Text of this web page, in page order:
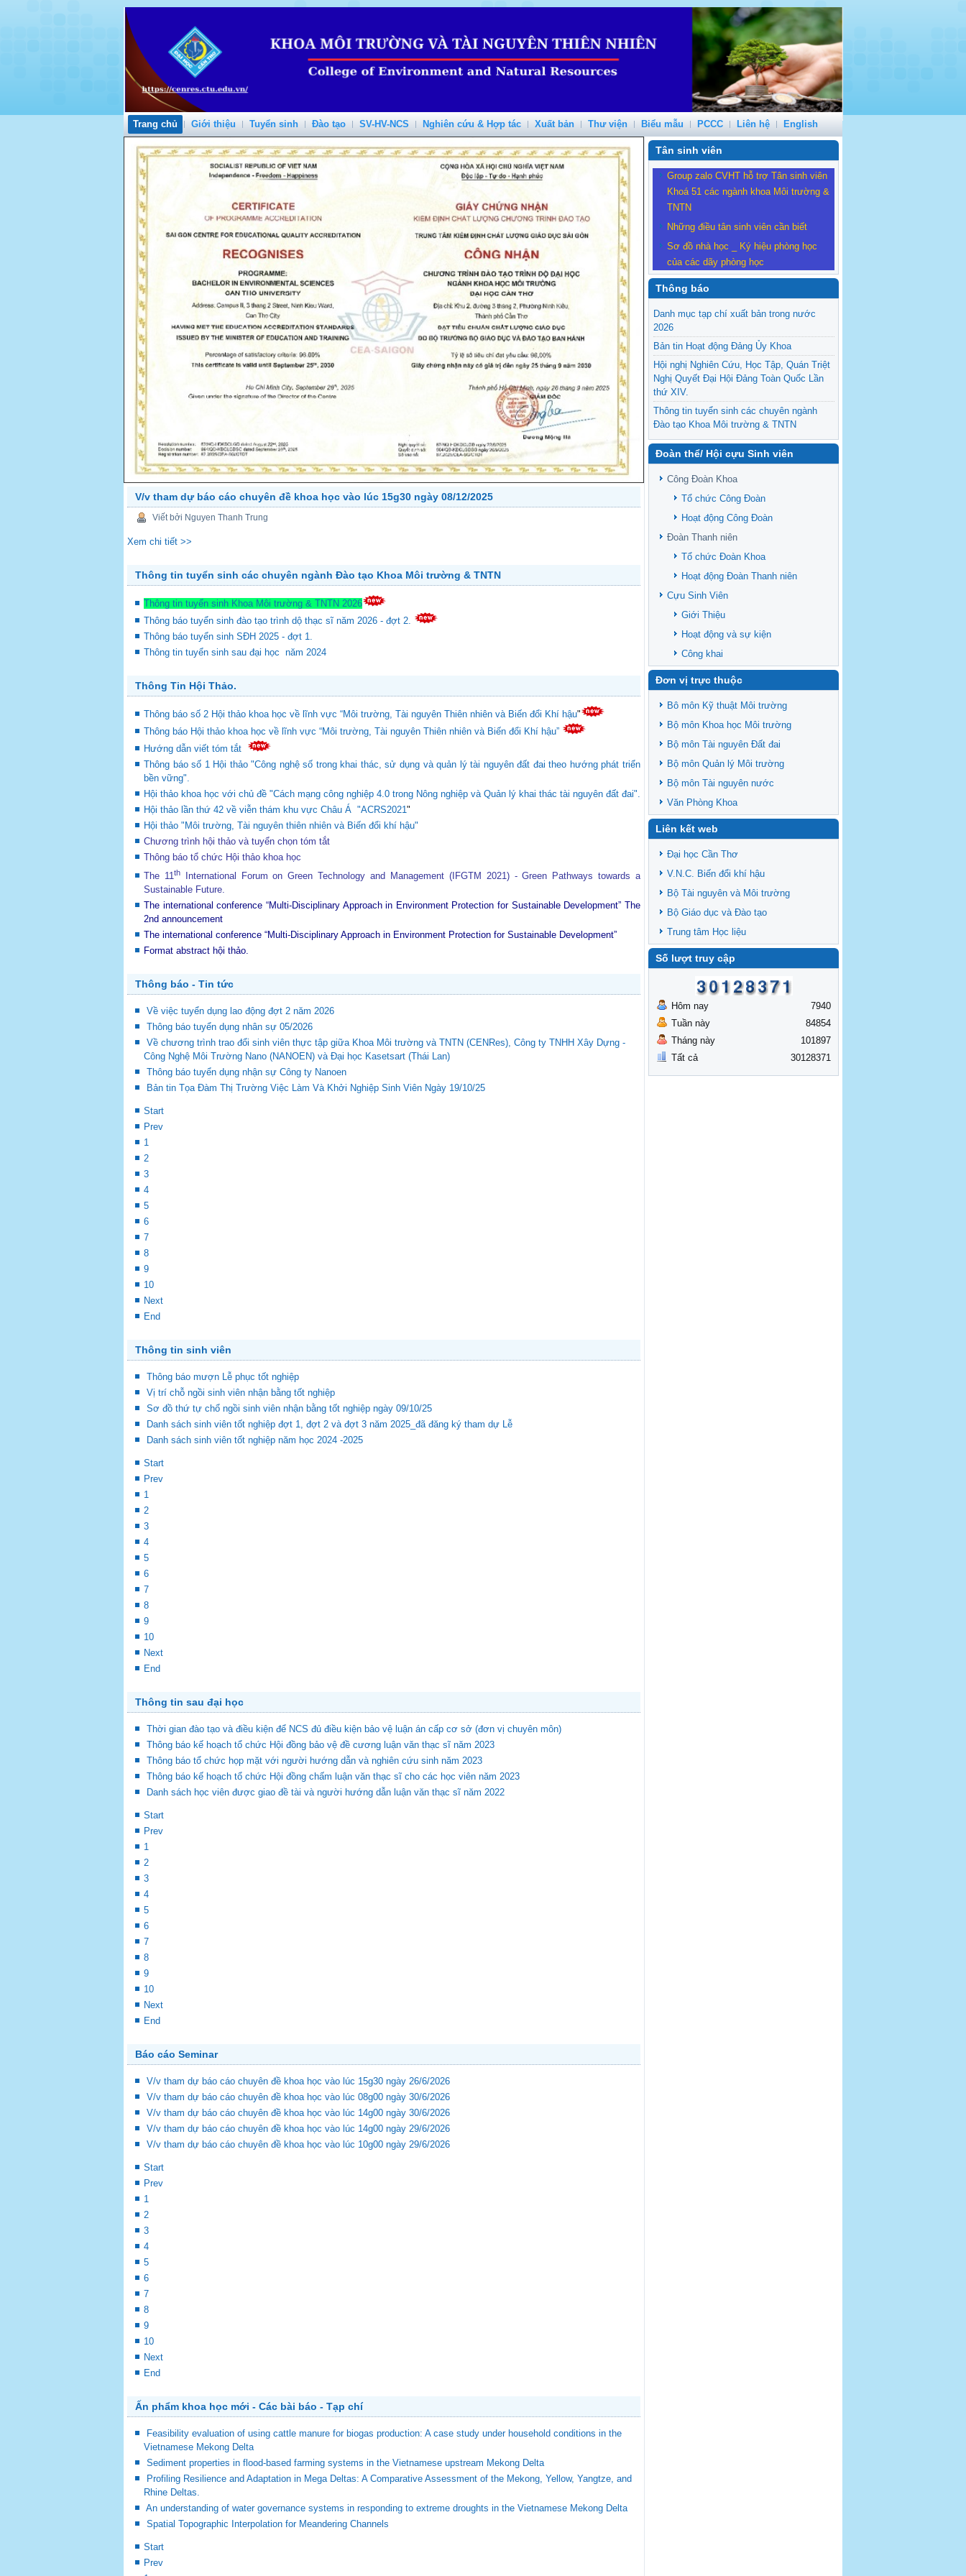
Trang chủ Giới thiệu Tuyển sinh Đào tạo SV-HV-NCS Nghiên cứu & Hợp tác Xuất bản Thư viện Biểu mẫu PCCC Liên hệ English
NEXT
V/v tham dự báo cáo chuyên đề khoa học vào lúc 15g30 ngày 08/12/2025
Viết bởi Nguyen Thanh Trung
Xem chi tiết >>
Thông tin tuyển sinh các chuyên ngành Đào tạo Khoa Môi trường & TNTN
Thông tin tuyển sinh Khoa Môi trường & TNTN 2026
Thông báo tuyển sinh đào tạo trình dộ thạc sĩ năm 2026 - đợt 2.
Thông báo tuyển sinh SĐH 2025 - đợt 1.
Thông tin tuyển sinh sau đại học năm 2024
Thông Tin Hội Thảo.
Thông báo số 2 Hội thảo khoa học về lĩnh vực “Môi trường, Tài nguyên Thiên nhiên và Biến đổi Khí hậu"
Thông báo Hội thảo khoa học về lĩnh vực “Môi trường, Tài nguyên Thiên nhiên và Biến đổi Khí hậu”
Hướng dẫn viết tóm tắt
Thông báo số 1 Hội thảo "Công nghệ số trong khai thác, sử dụng và quản lý tài nguyên đất đai theo hướng phát triển
bền vững".
Hội thảo khoa học với chủ đề "Cách mạng công nghiệp 4.0 trong Nông nghiệp và Quản lý khai thác tài nguyên đất đai".
Hội thảo lần thứ 42 về viễn thám khu vực Châu Á "ACRS2021"
Hội thảo "Môi trường, Tài nguyên thiên nhiên và Biến đổi khí hậu"
Chương trình hội thảo và tuyển chọn tóm tắt
Thông báo tổ chức Hội thảo khoa học
The 11thInternational Forum on Green Technology and Management (IFGTM 2021) - Green Pathways towards a
Sustainable Future.
The international conference “Multi-Disciplinary Approach in Environment Protection for Sustainable Development” The
2nd announcement
The international conference “Multi-Disciplinary Approach in Environment Protection for Sustainable Development”
Format abstract hội thảo.
Thông báo - Tin tức
Về việc tuyển dụng lao động đợt 2 năm 2026
Thông báo tuyển dụng nhân sự 05/2026
Về chương trình trao đổi sinh viên thực tập giữa Khoa Môi trường và TNTN (CENRes), Công ty TNHH Xây Dựng -
Công Nghệ Môi Trường Nano (NANOEN) và Đại học Kasetsart (Thái Lan)
Thông báo tuyển dụng nhận sự Công ty Nanoen
Bản tin Tọa Đàm Thị Trường Việc Làm Và Khởi Nghiệp Sinh Viên Ngày 19/10/25
Start
Prev
1
2
3
4
5
6
7
8
9
10
Next
End
Thông tin sinh viên
Thông báo mượn Lễ phục tốt nghiệp
Vị trí chỗ ngồi sinh viên nhận bằng tốt nghiệp
Sơ đồ thứ tự chổ ngồi sinh viên nhận bằng tốt nghiệp ngày 09/10/25
Danh sách sinh viên tốt nghiệp đợt 1, đợt 2 và đợt 3 năm 2025_đã đăng ký tham dự Lễ
Danh sách sinh viên tốt nghiệp năm học 2024 -2025
Start
Prev
1
2
3
4
5
6
7
8
9
10
Next
End
Thông tin sau đại học
Thời gian đào tạo và điều kiện để NCS đủ điều kiện bảo vệ luận án cấp cơ sở (đơn vị chuyên môn)
Thông báo kế hoạch tổ chức Hội đồng bảo vệ đề cương luận văn thạc sĩ năm 2023
Thông báo tổ chức họp mặt với người hướng dẫn và nghiên cứu sinh năm 2023
Thông báo kế hoạch tổ chức Hội đồng chấm luận văn thạc sĩ cho các học viên năm 2023
Danh sách học viên được giao đề tài và người hướng dẫn luận văn thạc sĩ năm 2022
Start
Prev
1
2
3
4
5
6
7
8
9
10
Next
End
Báo cáo Seminar
V/v tham dự báo cáo chuyên đề khoa học vào lúc 15g30 ngày 26/6/2026
V/v tham dự báo cáo chuyên đề khoa học vào lúc 08g00 ngày 30/6/2026
V/v tham dự báo cáo chuyên đề khoa học vào lúc 14g00 ngày 30/6/2026
V/v tham dự báo cáo chuyên đề khoa học vào lúc 14g00 ngày 29/6/2026
V/v tham dự báo cáo chuyên đề khoa học vào lúc 10g00 ngày 29/6/2026
Start
Prev
1
2
3
4
5
6
7
8
9
10
Next
End
Ấn phẩm khoa học mới - Các bài báo - Tạp chí
Feasibility evaluation of using cattle manure for biogas production: A case study under household conditions in the
Vietnamese Mekong Delta
Sediment properties in flood-based farming systems in the Vietnamese upstream Mekong Delta
Profiling Resilience and Adaptation in Mega Deltas: A Comparative Assessment of the Mekong, Yellow, Yangtze, and
Rhine Deltas.
An understanding of water governance systems in responding to extreme droughts in the Vietnamese Mekong Delta
Spatial Topographic Interpolation for Meandering Channels
Start
Prev
Tân sinh viên
Group zalo CVHT hỗ trợ Tân sinh viên
Khoá 51 các ngành khoa Môi trường &
TNTN
Những điều tân sinh viên cần biết
Sơ đồ nhà học _ Ký hiệu phòng học
của các dãy phòng học
Thông báo
Danh mục tạp chí xuất bản trong nước
2026
Bản tin Hoạt động Đảng Ủy Khoa
Hội nghị Nghiên Cứu, Học Tập, Quán Triệt
Nghị Quyết Đại Hội Đảng Toàn Quốc Lần
thứ XIV.
Thông tin tuyển sinh các chuyên ngành
Đào tạo Khoa Môi trường & TNTN
Feasibility evaluation of using cattle
manure for biogas production: A case study
Vietnamese Mekong Delta
Sediment properties in flood-based farming
systems in the Vietnamese upstream
Văn bản - Quy định
Ban chấp hành Đảng bộ khoa
Đoàn thể/ Hội cựu Sinh viên
Công Đoàn Khoa
Tổ chức Công Đoàn
Hoạt động Công Đoàn
Đoàn Thanh niên
Tổ chức Đoàn Khoa
Hoạt động Đoàn Thanh niên
Cựu Sinh Viên
Giới Thiệu
Hoạt động và sự kiện
Công khai
Đơn vị trực thuộc
Bô môn Kỹ thuật Môi trường
Bộ môn Khoa học Môi trường
Bộ môn Tài nguyên Đất đai
Bộ môn Quản lý Môi trường
Bộ môn Tài nguyên nước
Văn Phòng Khoa
Liên kết web
Đại học Cần Thơ
V.N.C. Biến đổi khí hậu
Bộ Tài nguyên và Môi trường
Bộ Giáo dục và Đào tạo
Trung tâm Học liệu
Số lượt truy cập
Hôm nay
Tuần này
Tháng này
Tất cả
7940
84854
101897
30128371